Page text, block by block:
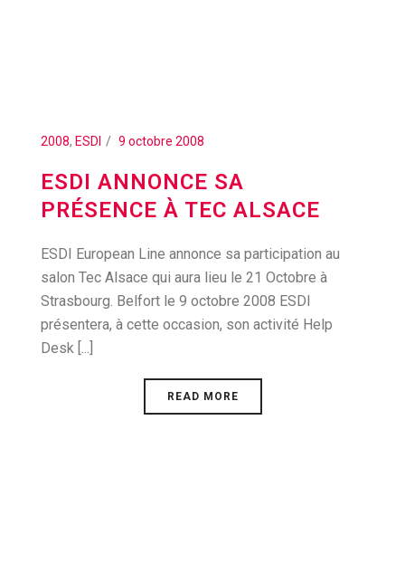
2008, ESDI 9 octobre 2008
ESDI ANNONCE SA
PRÉSENCE À TEC ALSACE
ESDI European Line annonce sa participation au
salon Tec Alsace qui aura lieu le 21 Octobre à
Strasbourg. Belfort le 9 octobre 2008 ESDI
présentera, à cette occasion, son activité Help
Desk [...]
READ MORE